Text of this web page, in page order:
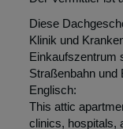
Der Vermittler ist
Diese
Klinik und
Einkaufszentrum
Straßenbahn